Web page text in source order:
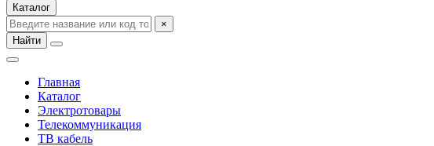
Каталог
×
Найти
Главная
Каталог
Электротовары
Телекоммуникация
ТВ кабель